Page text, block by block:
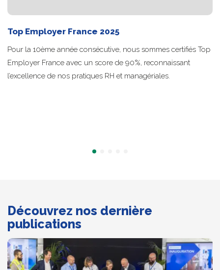
Top Employer France 2025
Pour la 10ème année consécutive, nous sommes certifiés Top
Employer France avec un score de 90%, reconnaissant
l’excellence de nos pratiques RH et managériales.
Découvrez nos dernière
publications